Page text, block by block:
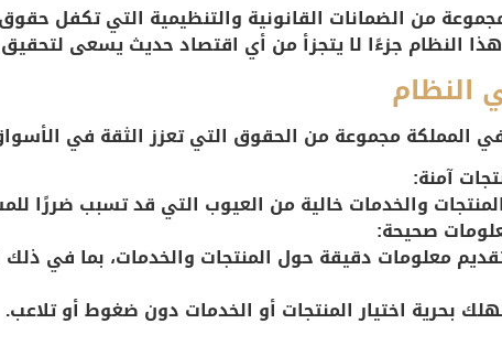
من الضمانات القانونية والتنظيمية التي تكفل
النظام جزءًا لا يتجزأ من أي اقتصاد حديث يسعى لتحقيق
المملكة مجموعة من الحقوق التي تعزز الثقة في
آمنة:
والخدمات خالية من العيوب التي قد تسبب ضررًا
صحيحة:
معلومات دقيقة حول المنتجات والخدمات، بما في
بحرية اختيار المنتجات أو الخدمات دون ضغوط أو تلاعب.